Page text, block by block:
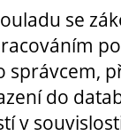
se
správcem,
do
v